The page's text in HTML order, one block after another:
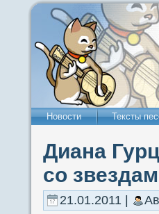
Новости Тексты
Диана
со
21.01.2011 |